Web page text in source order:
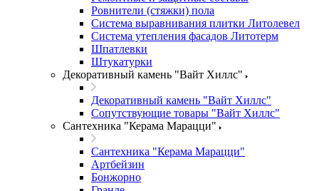
Ровнители (стяжки) пола
Система выравнивания плитки Литолевел
Система утепления фасадов Литотерм
Шпатлевки
Штукатурки
Декоративный камень "Вайт Хиллс"
Декоративный камень "Вайт Хиллс"
Сопутствующие товары "Вайт Хиллс"
Сантехника "Керама Марацци"
Сантехника "Керама Марацци"
Артбейзин
Бонжорно